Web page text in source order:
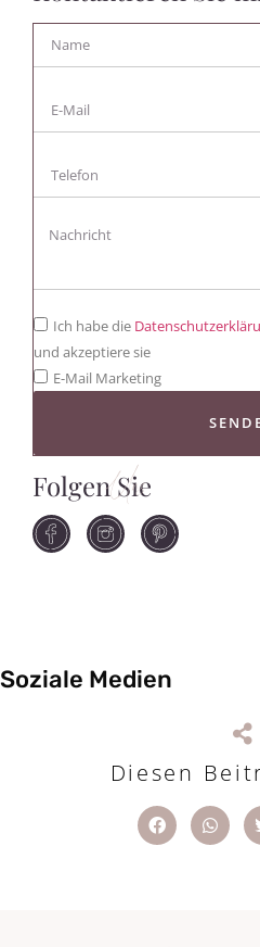
Ich habe die
und akzeptiere sie
E-Mail Marketing
Folgen Sie
Uns
Soziale Medien
Diesen